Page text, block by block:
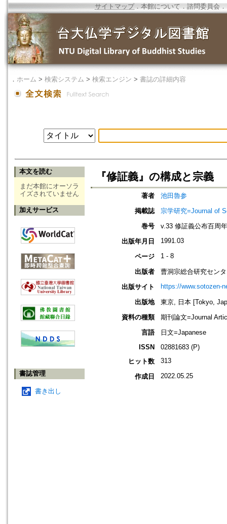
サイトマップ．本館について ． 諮問委員会 ．
． ホーム > 検索システム > 検索エンジン > 書誌の詳細内容
本文を読む
まだ本館にオーソラ
イズされていません
加えサービス
書誌管理
書き出し
『修証義』の構成と宗義
著者
池田魯参
掲載誌
宗学研究=Journal of
巻号
v.33 修証義公布百周
出版年月日
1991.03
ページ 1 - 8
出版者
曹洞宗総合研究セン
出版サイト
https://www.sotozen-
出版地
東京, 日本 [Tokyo,
資料の種類
期刊論文=Journal
言語
日文=Japanese
ISSN
02881683 (P)
ヒット数
313
作成日 2022.05.25